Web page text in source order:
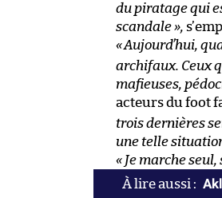
du piratage qui
scandale »,
«Aujourd’hui,
archifaux. Ceux
mafieuses,
acteurs du foot
trois dernières
une telle
« Je marche